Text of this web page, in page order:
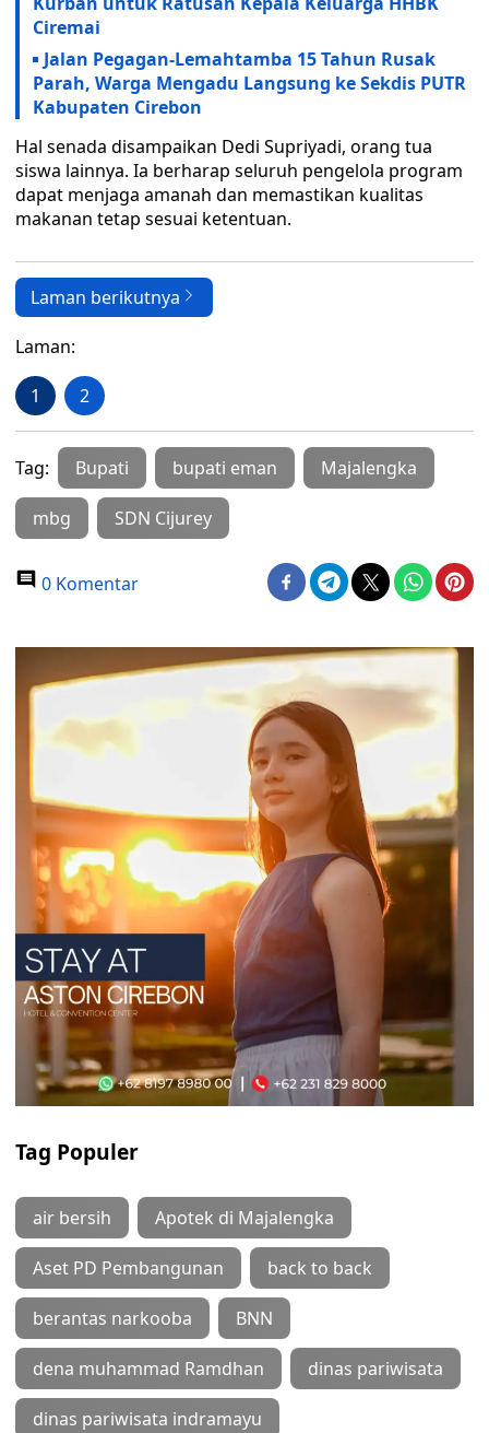
Ciremai
Jalan Pegagan-Lemahtamba 15 Tahun Rusak
Parah, Warga Mengadu Langsung ke Sekdis PUTR
Kabupaten Cirebon
Hal senada disampaikan Dedi Supriyadi, orang tua
siswa lainnya. Ia berharap seluruh pengelola program
dapat menjaga amanah dan memastikan kualitas
makanan tetap sesuai ketentuan.
Laman berikutnya
Laman:
1 2
Tag: Bupati bupati eman Majalengka
mbg SDN Cijurey
0 Komentar
Tag Populer
air bersih Apotek di Majalengka
Aset PD Pembangunan back to back
berantas narkooba BNN
dena muhammad Ramdhan dinas pariwisata
dinas pariwisata indramayu